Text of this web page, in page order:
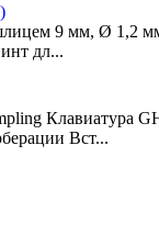
9 мм, Ø 1,2
дл...
Клавиатура
Вст...